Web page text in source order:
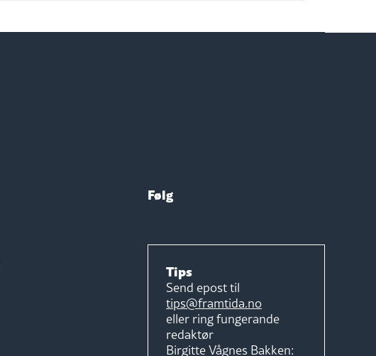
Følg
Tips
Send epost til
tips@framtida.no
eller ring fungerande
redaktør
Birgitte Vågnes Bakken: